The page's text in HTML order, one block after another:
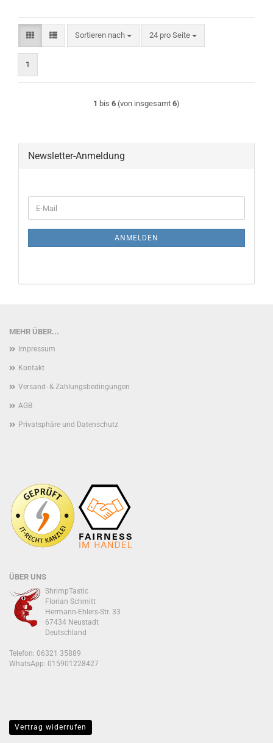
Sortieren nach
Sortieren nach 24 pro Seite
pro Seite
1
1 bis 6 (von insgesamt 6)
Newsletter-Anmeldung
ZUR
E-
Mail
ANMELDEN
MEHR ÜBER...
Impressum
Kontakt
Versand- & Zahlungsbedingungen
AGB
Privatsphäre und Datenschutz
ÜBER UNS
ShrimpTastic
Florian Schmitt
Hermann-Ehlers-Str. 33
67434 Neustadt
Deutschland
Telefon: 06321 35889
WhatsApp: 015901228427
Vertrag widerrufen